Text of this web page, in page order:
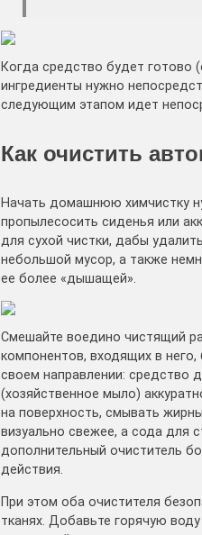
Когда средство будет готово
ингредиенты нужно
следующим этапом идет
Как очистить
Начать домашнюю химчистку
пропылесосить сиденья или
для сухой чистки, дабы
небольшой мусор, а также
ее более «дышащей».
Смешайте воедино чистящий
компонентов, входящих в
своем направлении: средство
(хозяйственное мыло)
на поверхность, смывать
визуально свежее, а сода для
дополнительный очиститель
действия.
При этом оба очистителя
тканях. Добавьте горячую